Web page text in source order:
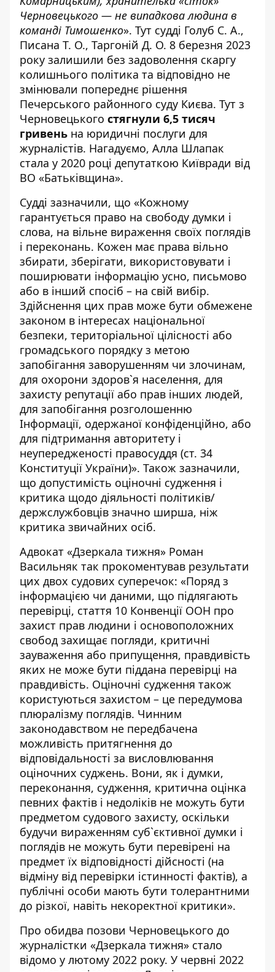
Черновецького — не випадкова людина в
команді Тимошенко». Тут судді Голуб С. А.,
Писана Т. О., Таргоній Д. О. 8 березня 2023
року залишили без задоволення скаргу
колишнього політика та відповідно не
змінювали попереднє рішення
Печерського районного суду Києва. Тут з
Черновецького стягнули 6,5 тисяч
гривень на юридичні послуги для
журналістів. Нагадуємо, Алла Шлапак
стала у 2020 році депутаткою Київради від
ВО «Батьківщина».
Судді зазначили, що «Кожному
гарантується право на свободу думки і
слова, на вільне вираження своїх поглядів
і переконань. Кожен має права вільно
збирати, зберігати, використовувати і
поширювати інформацію усно, письмово
або в інший спосіб – на свій вибір.
Здійснення цих прав може бути обмежене
законом в інтересах національної
безпеки, територіальної цілісності або
громадського порядку з метою
запобігання заворушенням чи злочинам,
для охорони здоров`я населення, для
захисту репутації або прав інших людей,
для запобігання розголошенню
Інформації, одержаної конфіденційно, або
для підтримання авторитету і
неупередженості правосуддя (ст. 34
Конституції України)». Також зазначили,
що допустимість оціночні судження і
критика щодо діяльності політиків/
держслужбовців значно ширша, ніж
критика звичайних осіб.
Адвокат «Дзеркала тижня» Роман
Васильняк так прокоментував результати
цих двох судових суперечок: «Поряд з
інформацією чи даними, що підлягають
перевірці, стаття 10 Конвенції ООН про
захист прав людини і основоположних
свобод захищає погляди, критичні
зауваження або припущення, правдивість
яких не може бути піддана перевірці на
правдивість. Оціночні судження також
користуються захистом – це передумова
плюралізму поглядів. Чинним
законодавством не передбачена
можливість притягнення до
відповідальності за висловлювання
оціночних суджень. Вони, як і думки,
переконання, судження, критична оцінка
певних фактів і недоліків не можуть бути
предметом судового захисту, оскільки
будучи вираженням суб`єктивної думки і
поглядів не можуть бути перевірені на
предмет їх відповідності дійсності (на
відміну від перевірки істинності фактів), а
публічні особи мають бути толерантними
до різкої, навіть некоректної критики».
Про обидва позови Черновецького до
журналістки «Дзеркала тижня» стало
відомо у лютому 2022 року. У червні 2022